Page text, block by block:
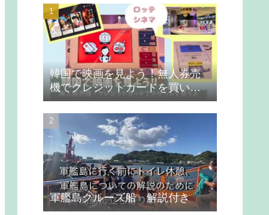
韓国で映画を見よう！無人券売
機でクレジットカードを買いま
す
軍艦島クルーズ船 解説付き